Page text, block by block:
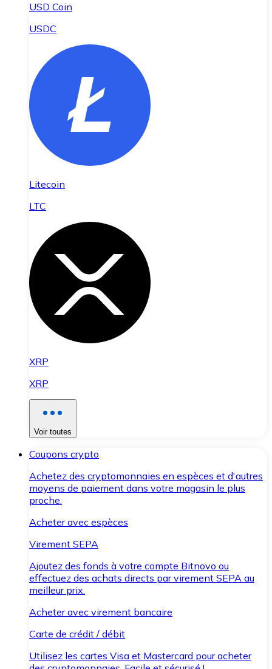
USD Coin
USDC
Litecoin
LTC
XRP
XRP
Voir toutes
Coupons crypto
Achetez des cryptomonnaies en espèces et d'autres
moyens de paiement dans votre magasin le plus
proche.
Acheter avec espèces
Virement SEPA
Ajoutez des fonds à votre compte Bitnovo ou
effectuez des achats directs par virement SEPA au
meilleur prix.
Acheter avec virement bancaire
Carte de crédit / débit
Utilisez les cartes Visa et Mastercard pour acheter